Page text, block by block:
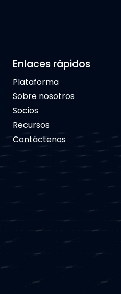
Enlaces rápidos
Plataforma
Sobre nosotros
Socios
Recursos
Contáctenos